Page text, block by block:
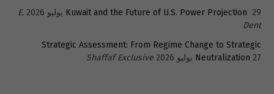
Kuwait and the Future of U.S. Power Projection 29 يوليو 2026
E.
Dent
Strategic Assessment: From Regime Change to Strategic
Neutralization 27 يوليو 2026 Shaffaf Exclusive